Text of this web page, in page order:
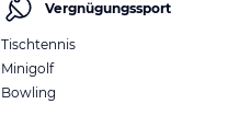
Vergnügungssport
Tischtennis
Minigolf
Bowling